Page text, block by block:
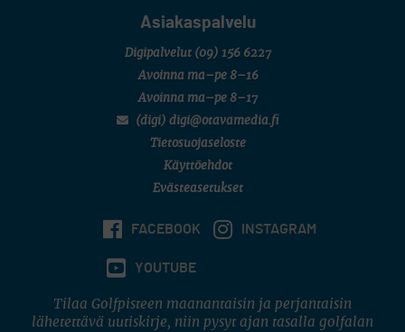
Asiakaspalvelu
Digipalvelut (09) 156 6227
Avoinna ma–pe 8–16
Avoinna ma–pe 8–17
(digi) digi@otavamedia.fi
Tietosuojaseloste
Käyttöehdot
Evästeasetukset
FACEBOOK INSTAGRAM
YOUTUBE
Tilaa Golfpisteen maanantaisin ja perjantaisin
lähetettävä uutiskirje, niin pysyt ajan tasalla golfalan